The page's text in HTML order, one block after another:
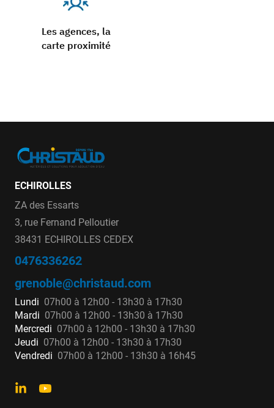
Les agences, la
carte proximité
ECHIROLLES
ZA des Essarts
3, rue Fernand Pelloutier
38431 ECHIROLLES CEDEX
0476336262
grenoble@christaud.com
Lundi 07h00 à 12h00 - 13h30 à 17h30
Mardi 07h00 à 12h00 - 13h30 à 17h30
Mercredi 07h00 à 12h00 - 13h30 à 17h30
Jeudi 07h00 à 12h00 - 13h30 à 17h30
Vendredi 07h00 à 12h00 - 13h30 à 16h45